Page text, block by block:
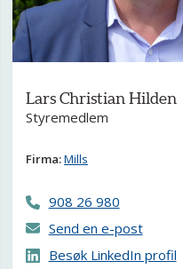
Lars Christian Hilden
Styremedlem
Firma:Mills
908 26 980
Send en e-post
Besøk LinkedIn profil